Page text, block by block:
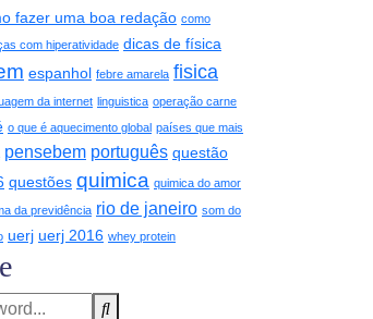
fazer uma boa redação como
com hiperatividade dicas de física
espanhol febre amarela fisica
da internet linguistica operação carne
o que é aquecimento global países que mais
pensebem português questão
questões quimica quimica do amor
da previdência rio de janeiro som do
uerj uerj 2016 whey protein